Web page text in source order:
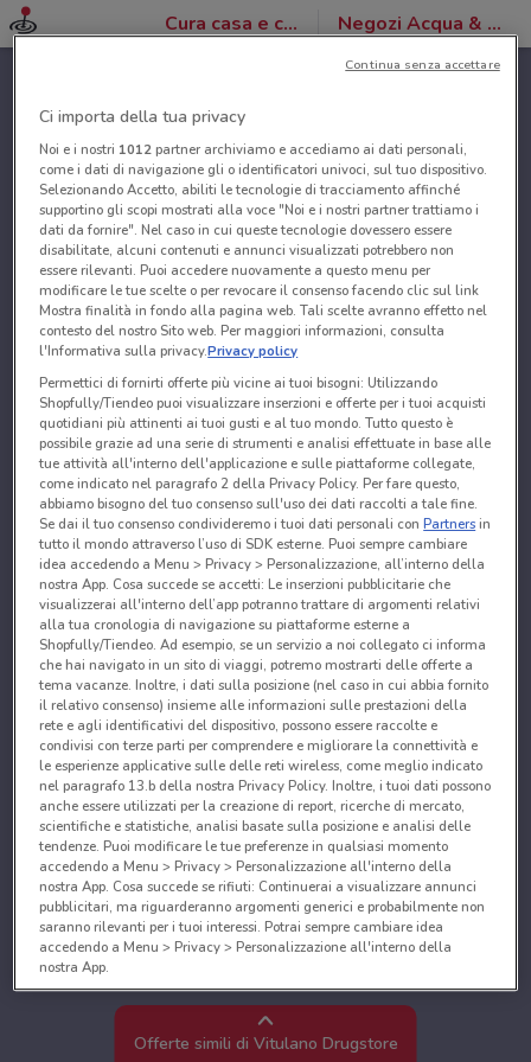
Cura casa e corpo Negozi Acqua & Sapone
Offerte simili di Vitulano Drugstore
Ci importa della tua privacy
Noi e i nostri 1012partner archiviamo e accediamo ai dati personali,
come i dati di navigazione gli o identificatori univoci, sul tuo dispositivo.
Selezionando Accetto, abiliti le tecnologie di tracciamento affinché
supportino gli scopi mostrati alla voce "Noi e i nostri partner trattiamo i
dati da fornire". Nel caso in cui queste tecnologie dovessero essere
disabilitate, alcuni contenuti e annunci visualizzati potrebbero non
essere rilevanti. Puoi accedere nuovamente a questo menu per
modificare le tue scelte o per revocare il consenso facendo clic sul link
Mostra finalità in fondo alla pagina web. Tali scelte avranno effetto nel
contesto del nostro Sito web. Per maggiori informazioni, consulta
l'Informativa sulla privacy.Privacy policy
Permettici di fornirti offerte più vicine ai tuoi bisogni: Utilizzando
Shopfully/Tiendeo puoi visualizzare inserzioni e offerte per i tuoi acquisti
quotidiani più attinenti ai tuoi gusti e al tuo mondo. Tutto questo è
possibile grazie ad una serie di strumenti e analisi effettuate in base alle
tue attività all'interno dell'applicazione e sulle piattaforme collegate,
come indicato nel paragrafo 2 della Privacy Policy. Per fare questo,
abbiamo bisogno del tuo consenso sull'uso dei dati raccolti a tale fine.
Se dai il tuo consenso condivideremo i tuoi dati personali conPartnersin
tutto il mondo attraverso l’uso di SDK esterne. Puoi sempre cambiare
idea accedendo a Menu > Privacy > Personalizzazione, all’interno della
nostra App. Cosa succede se accetti: Le inserzioni pubblicitarie che
visualizzerai all'interno dell’app potranno trattare di argomenti relativi
alla tua cronologia di navigazione su piattaforme esterne a
Shopfully/Tiendeo. Ad esempio, se un servizio a noi collegato ci informa
che hai navigato in un sito di viaggi, potremo mostrarti delle offerte a
tema vacanze. Inoltre, i dati sulla posizione (nel caso in cui abbia fornito
il relativo consenso) insieme alle informazioni sulle prestazioni della
rete e agli identificativi del dispositivo, possono essere raccolte e
condivisi con terze parti per comprendere e migliorare la connettività e
le esperienze applicative sulle delle reti wireless, come meglio indicato
nel paragrafo 13.b della nostra Privacy Policy. Inoltre, i tuoi dati possono
anche essere utilizzati per la creazione di report, ricerche di mercato,
scientifiche e statistiche, analisi basate sulla posizione e analisi delle
tendenze. Puoi modificare le tue preferenze in qualsiasi momento
accedendo a Menu > Privacy > Personalizzazione all'interno della
nostra App. Cosa succede se rifiuti: Continuerai a visualizzare annunci
pubblicitari, ma riguarderanno argomenti generici e probabilmente non
saranno rilevanti per i tuoi interessi. Potrai sempre cambiare idea
accedendo a Menu > Privacy > Personalizzazione all'interno della
nostra App.
Noi e i nostri partner trattiamo i dati per fornire:
Utilizzare dati di geolocalizzazione precisi. Scansione attiva delle
caratteristiche del dispositivo ai fini dell’identificazione. Archiviare
Continua senza accettare